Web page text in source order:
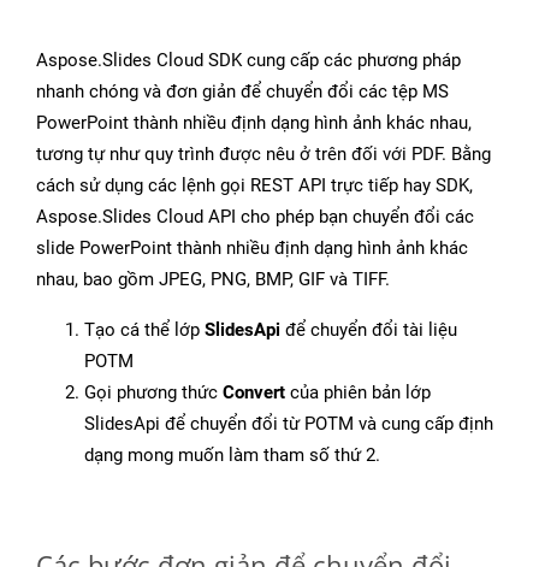
Aspose.Slides Cloud SDK cung cấp các phương pháp
nhanh chóng và đơn giản để chuyển đổi các tệp MS
PowerPoint thành nhiều định dạng hình ảnh khác nhau,
tương tự như quy trình được nêu ở trên đối với PDF. Bằng
cách sử dụng các lệnh gọi REST API trực tiếp hay SDK,
Aspose.Slides Cloud API cho phép bạn chuyển đổi các
slide PowerPoint thành nhiều định dạng hình ảnh khác
nhau, bao gồm JPEG, PNG, BMP, GIF và TIFF.
Tạo cá thể lớp SlidesApi để chuyển đổi tài liệu
POTM
Gọi phương thức Convert của phiên bản lớp
SlidesApi để chuyển đổi từ POTM và cung cấp định
dạng mong muốn làm tham số thứ 2.